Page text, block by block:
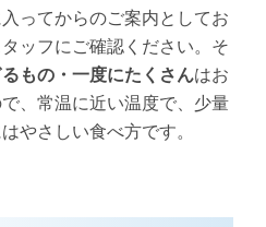
ってからのご案内としてお
ッフにご確認ください。そ
もの・一度にたくさんはお
、常温に近い温度で、少量
やさしい食べ方です。